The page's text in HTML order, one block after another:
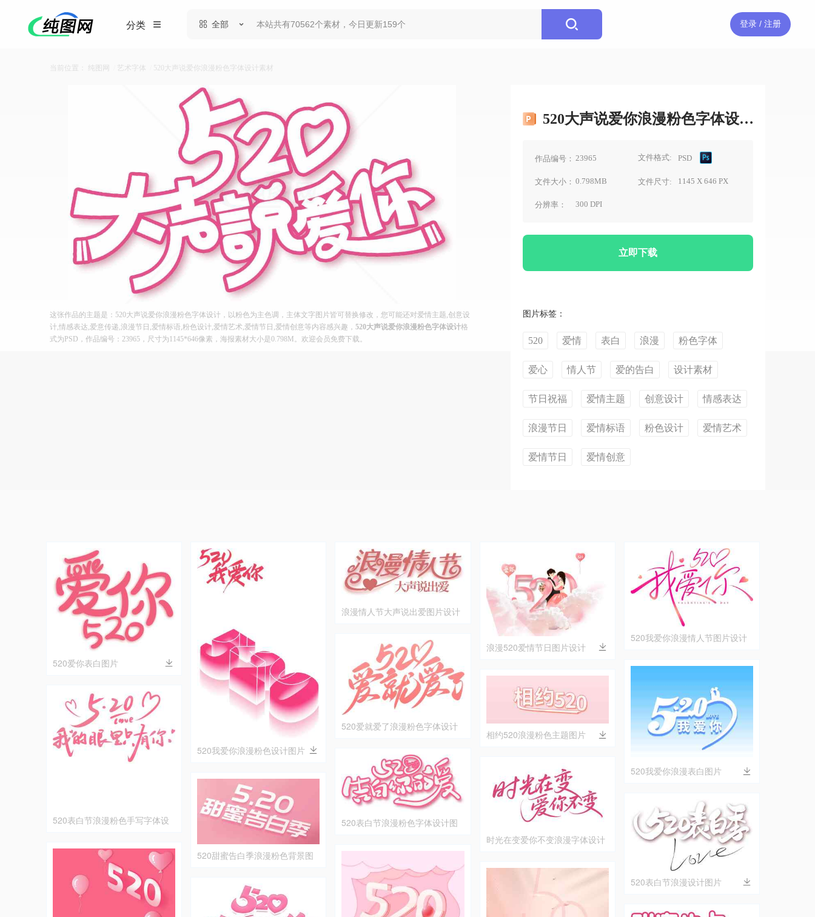
分类 全部 登录 / 注册
当前位置： 纯图网 艺术字体 520大声说爱你浪漫粉色字体设计素材
520大声说爱你浪漫粉色字体设计素材
作品编号： 23965 文件格式: PSD
文件大小： 0.798MB 文件尺寸: 1145 X 646 PX
分辨率： 300 DPI
立即下载
图片标签：
520 爱情 表白 浪漫 粉色字体
爱心 情人节 爱的告白 设计素材
节日祝福 爱情主题 创意设计 情感表达
浪漫节日 爱情标语 粉色设计 爱情艺术
爱情节日 爱情创意
这张作品的主题是：520大声说爱你浪漫粉色字体设计，以粉色为主色调，主体文字图片皆可替换修改，您可能还对爱情主题,创意设
计,情感表达,爱意传递,浪漫节日,爱情标语,粉色设计,爱情艺术,爱情节日,爱情创意等内容感兴趣， 520大声说爱你浪漫粉色字体设计格
式为PSD，作品编号：23965，尺寸为1145*646像素，海报素材大小是0.798M。欢迎会员免费下载。
520爱你表白图片
520表白节浪漫粉色手写字体设
520我爱你浪漫粉色设计图片
520甜蜜告白季浪漫粉色背景图
浪漫情人节大声说出爱图片设计
520爱就爱了浪漫粉色字体设计
520表白节浪漫粉色字体设计图
浪漫520爱情节日图片设计
相约520浪漫粉色主题图片
时光在变爱你不变浪漫字体设计
520我爱你浪漫情人节图片设计
520我爱你浪漫表白图片
520表白节浪漫设计图片